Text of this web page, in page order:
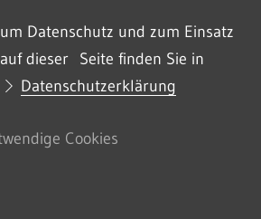
Datenschutz und zum Einsatz
dieser Seite finden Sie in
Datenschutzerklärung
Cookies